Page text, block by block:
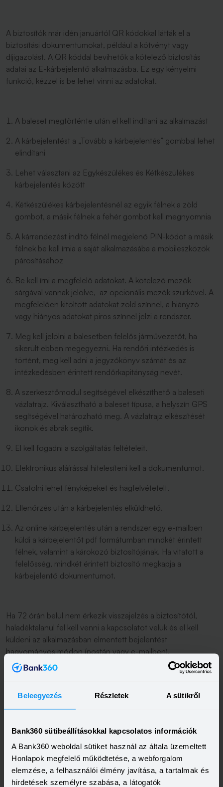
Beleegyezés Részletek A sütikről
Bank360 sütibeállításokkal kapcsolatos információk
A Bank360 weboldal sütiket használ az általa üzemeltett
Honlapok megfelelő működtetése, a webforgalom
elemzése, a felhasználói élmény javítása, a tartalmak és
hirdetések személyre szabása, a látogatók
A biztosítók már idén januártól QR kódokkal látták el a
biztosítási dokumentumokat, például a kötvényt vagy
díjigazolást. A QR kóddal bevihetők a kötelező biztosítás
adatai az E-kárbejelentő alkalmazásba. Ez egy kényelmi
funkció, kézzel is be lehet vinni az adatokat.
A baleset megtörténte után el kell indítani az alkalmazást
A kárbejelentést a „Tovább a kárbejelentés” gombbal lehet
elindítani
Lehet választani az Egykészülékes és Kétkészülékes
kárbejelentés között
Kétkészülékes kárbejelentésnél az egyik félnek a zöld
gombot, a másik félnek a fehér gombot kell megnyomnia
A kárrendezést indító félnél megjelenő PIN-kódot a másik
félnek be kell írnia a saját alkalmazásába a mobileszközök
párosításához
Be kell írni a megfelelő adatokat. A kötelező mezők
sárgával vannak jelölve, az opcionális mezők szürkével. A
megfelelően kitöltött adatokat zöld színnel, a hiányzó
vagy hiányos adatokat piros színnel jelzi a rendszer.
Meg kell jelölni a balesetben felelős járművezetőt, ha
sikerült ebben megegyezni. Ha rendőri intézkedés is
történt, meg kell adni a jegyzőkönyv számát és az
intézkedésben érintett rendőrkapitányság nevét.
A szerkesztőmodul segítségével elkészíthető a baleseti
vázlatrajz. Kiválasztható a baleset típusa, a helyszín GPS
segítségével határozható meg. A vázlatrajz elkészítését
ikonok és ábrák segítik.
El kell fogadni a szolgáltatás feltételeit.
Elektronikus aláírással hitelesíteni kell a dokumentumot.
Csatolni lehet fényképeket és hagfelvétetelt.
Ellenőrzés után a kárbejelentés elküldhető.
Az online kárbejelentés után a rendszer egy e-mailben
küldi a kárbejelentőt pdf formátumban mindkét érintett
félnek, valamint a károkozó biztosítójának. Ha vitatott a
felelősség, mindkét érintett biztosító megkapja a
kárbejelentő dokumentumot.
Ha 72 órán belül nem érkezik visszajelzés a biztosítótól,
haladéktalanul fel kell venni a kapcsolatot velük és el kell
küldeni az alkalmazásban elmentett bejelentést
hagyományos módon (postán vagy e-mailben).
Amennyiben a balesetben érintett másik gépjármű
online megkezdeni a kárbejelentési folyamatot. A
természetesen továbbra is használható a kárbejelentéshez.